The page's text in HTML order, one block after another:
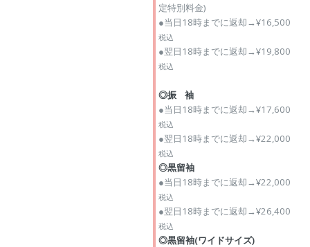
定特別料金)
●当日18時までに返却→¥16,500
税込
●翌日18時までに返却→¥19,800
税込
◎振 袖
●当日18時までに返却→¥17,600
税込
●翌日18時までに返却→¥22,000
税込
◎黒留袖
●当日18時までに返却→¥22,000
税込
●翌日18時までに返却→¥26,400
税込
◎黒留袖(ワイドサイズ)